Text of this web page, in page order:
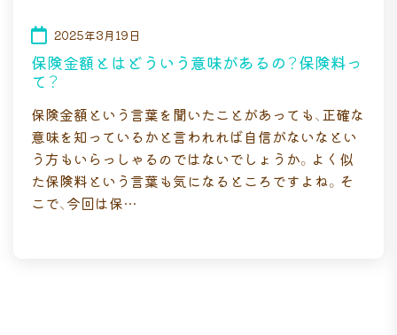
2025年3月19日
保険金額とはどういう意味があるの？保険料っ
て？
保険金額という言葉を聞いたことがあっても、正確な
意味を知っているかと言われれば自信がないなとい
う方もいらっしゃるのではないでしょうか。よく似
た保険料という言葉も気になるところですよね。そ
こで、今回は保…